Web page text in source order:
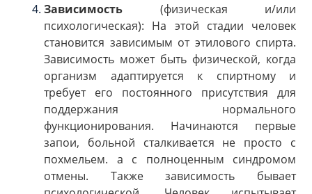
Зависимость (физическая и/или
психологическая): На этой стадии человек
становится зависимым от этилового спирта.
Зависимость может быть физической, когда
организм адаптируется к спиртному и
требует его постоянного присутствия для
поддержания нормального
функционирования. Начинаются первые
запои, больной сталкивается не просто с
похмельем. а с полноценным синдромом
отмены. Также зависимость бывает